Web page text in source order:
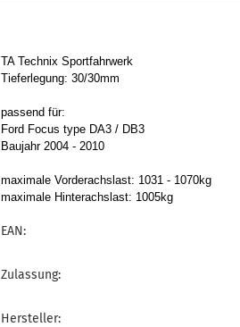
TA Technix Sportfahrwerk
Tieferlegung: 30/30mm
passend für:
Ford Focus type DA3 / DB3
Baujahr 2004 - 2010
maximale Vorderachslast: 1031 - 1070kg
maximale Hinterachslast: 1005kg
EAN:
Zulassung:
Hersteller: